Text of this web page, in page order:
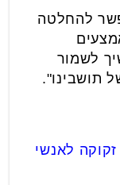
להחלטה
לשמור
תושבינו".
זקוקה לאנשי